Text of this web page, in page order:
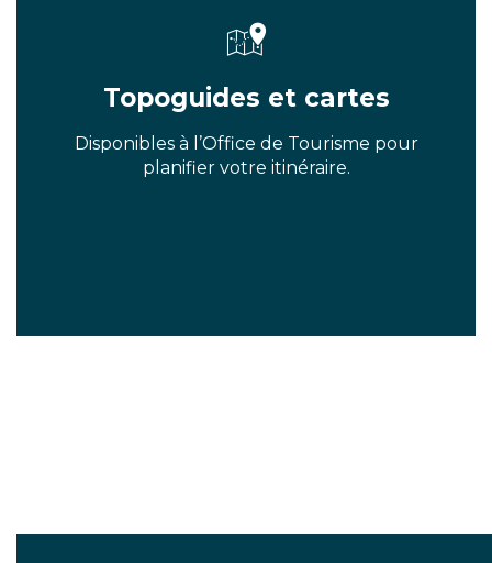
Topoguides et cartes
Disponibles à l’Office de Tourisme pour
planifier votre itinéraire.